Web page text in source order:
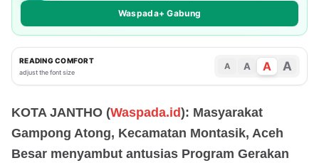
Waspada+ Gabung
READING COMFORT
adjust the font size
A A A A
KOTA JANTHO (Waspada.id): Masyarakat
Gampong Atong, Kecamatan Montasik, Aceh
Besar menyambut antusias Program Gerakan